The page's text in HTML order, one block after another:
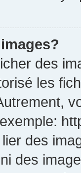
des
les
des
des